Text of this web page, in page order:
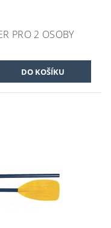
PRO 2 OSOBY